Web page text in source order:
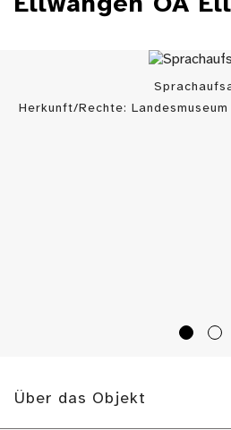
Herkunft/Rechte:
Über das Objekt